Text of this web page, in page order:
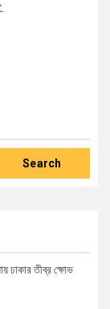
Search
ঢাকার তীব্র ক্ষোভ